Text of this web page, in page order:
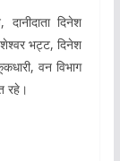
दिनेश
भट्ट, दिनेश
वन विभाग
रहे।